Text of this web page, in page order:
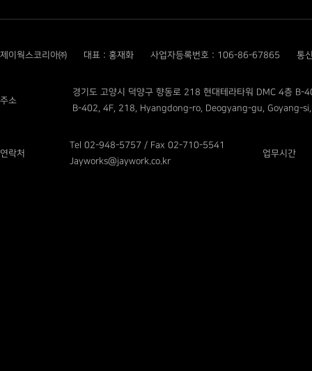
제이웍스코리아㈜ 대표 : 홍재화 사업자등록번호 : 106-86-67865 통
주소
경기도 고양시 덕양구 향동로 218 현대테라타워 DMC 4층 B-
B-402, 4F, 218, Hyangdong-ro, Deogyang-gu, Goyang-
연락처
Tel 02-948-5757 / Fax 02-710-5541
Jayworks@jaywork.co.kr
업무시간